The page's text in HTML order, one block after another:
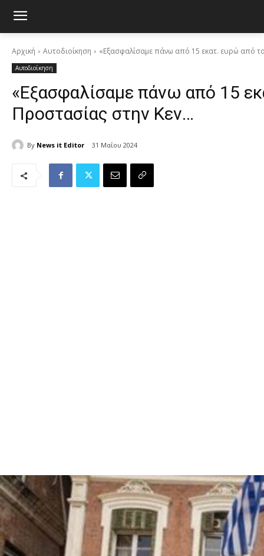
Αρχική Αυτοδιοίκηση «Εξασφαλίσαμε πάνω από 15 εκατ. ευρώ από το
Αυτοδιοίκηση
«Εξασφαλίσαμε πάνω από 15
Προστασίας στην Κεν…
By News it Editor 31 Μαΐου 2024